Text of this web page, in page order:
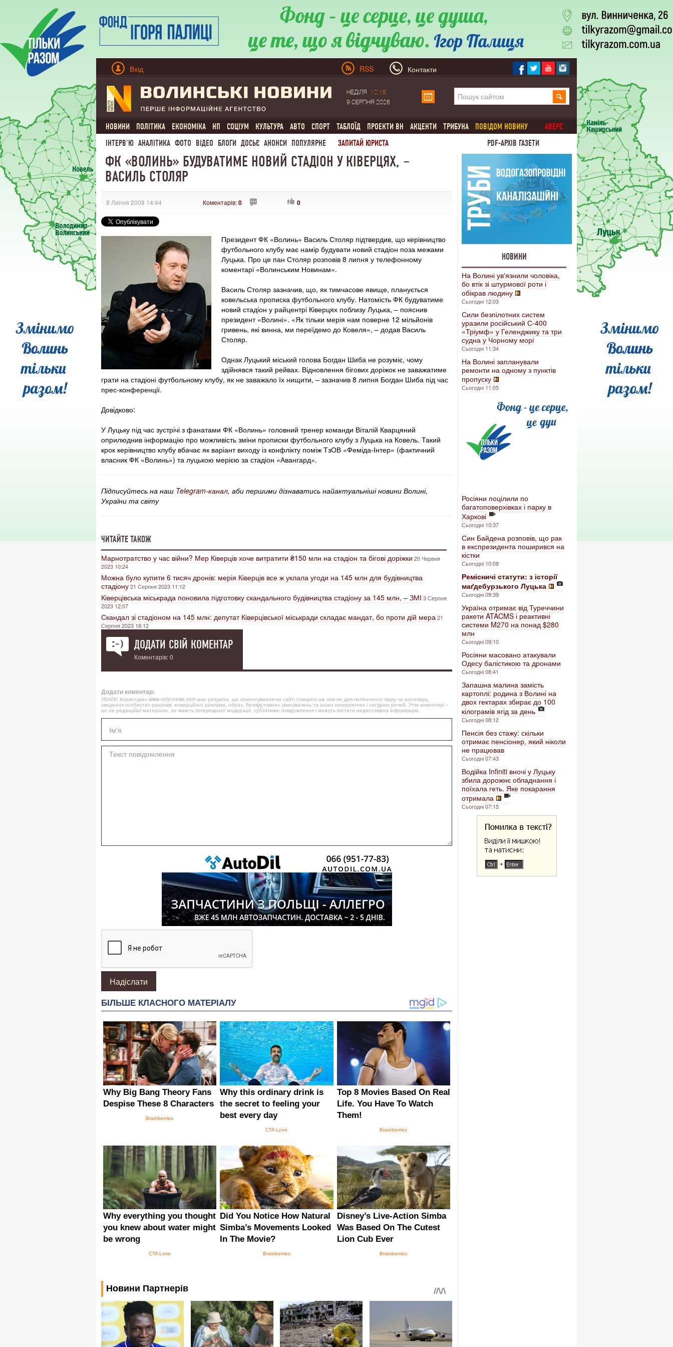
Вхід RSS Контакти
НЕДІЛЯ
12:18
9 СЕРПНЯ 2026
НОВИНИ ПОЛІТИКА ЕКОНОМІКА НП СОЦІУМ КУЛЬТУРА АВТО СПОРТ ТАБЛОЇД ПРОЕКТИ ВН АКЦЕНТИ ТРИБУНА ПОВІДОМ НОВИНУ
АВЕРС
ІНТЕРВ'Ю АНАЛІТИКА ФОТО ВІДЕО БЛОГИ ДОСЬЄ АНОНСИ ПОПУЛЯРНЕ ЗАПИТАЙ ЮРИСТА PDF-АРХІВ ГАЗЕТИ
ФК «ВОЛИНЬ» БУДУВАТИМЕ НОВИЙ СТАДІОН У КІВЕРЦЯХ, –
ВАСИЛЬ СТОЛЯР
8 Липня 2008 14:44 Коментарів:0 0
Президент ФК «Волинь» Василь Столяр підтвердив, що керівництво
футбольного клубу має намір будувати новий стадіон поза межами
Луцька. Про це пан Столяр розповів 8 липня у телефонному
коментарі «Волинським Новинам».
Василь Столяр зазначив, що, як тимчасове явище, планується
ковельська прописка футбольного клубу. Натомість ФК будуватиме
новий стадіон у райцентрі Ківерцях поблизу Луцька, – пояснив
президент «Волині». «Як тільки мерія нам поверне 12 мільйонів
гривень, які винна, ми переїдемо до Ковеля», – додав Василь
Столяр.
Однак Луцький міський голова Богдан Шиба не розуміє, чому
здійнявся такий рейвах. Відновлення бігових доріжок не заважатиме
грати на стадіоні футбольному клубу, як не заважало їх нищити, – зазначив 8 липня Богдан Шиба під час
прес-конференції.
Довідково:
У Луцьку під час зустрічі з фанатами ФК «Волинь» головний тренер команди Віталій Кварцяний
оприлюднив інформацію про можливість зміни прописки футбольного клубу з Луцька на Ковель. Такий
крок керівництво клубу вбачає як варіант виходу із конфлікту поміж ТзОВ «Феміда-Інтер» (фактичний
власник ФК «Волинь») та луцькою мерією за стадіон «Авангард».
Підписуйтесь на наш Telegram-канал, аби першими дізнаватись найактуальніші новини Волині,
України та світу
ЧИТАЙТЕ ТАКОЖ
Марнотратство у час війни? Мер Ківерців хоче витратити ₴150 млн на стадіон та бігові доріжки 20 Червня
2023 10:24
Можна було купити 6 тисяч дронів: мерія Ківерців все ж уклала угоди на 145 млн для будівництва
стадіону21 Серпня 2023 11:12
Ківерцівська міськрада поновила підготовку скандального будівництва стадіону за 145 млн, – ЗМІ 3 Серпня
2023 12:07
Скандал зі стадіоном на 145 млн: депутат Ківерцівської міськради складає мандат, бо проти дій мера21
Серпня 2023 18:12
ДОДАТИ СВІЙ КОМЕНТАР
Коментарів: 0
Додати коментар:
УВАГА! Користувач www.volynnews.com має розуміти, що коментування на сайті створені аж ніяк не для політичного піару чи антипіару,
зведення особистих рахунків, комерційної реклами, образ, безпідставних звинувачень та інших некоректних і негідних речей. Утім коментарі –
це не редакційні матеріали, не мають попередньої модерації, суб’єктивні повідомлення і можуть містити недостовірну інформацію.
НОВИНИ
На Волині ув'язнили чоловіка,
бо втік зі штурмової роти і
обікрав людину
Сьогодні 12:03
Сили безпілотних систем
уразили російський С-400
«Тріумф» у Геленджику та три
судна у Чорному морі
Сьогодні 11:34
На Волині запланували
ремонти на одному з пунктів
пропуску
Сьогодні 11:05
Росіяни поцілили по
багатоповерхівках і парку в
Харкові
Сьогодні 10:37
Син Байдена розповів, що рак
в експрезидента поширився на
кістки
Сьогодні 10:08
Ремісничі статути: з історії
маґдебурзького Луцька
Сьогодні 09:39
Україна отримає від Туреччини
ракети ATACMS і реактивні
системи M270 на понад $280
млн
Сьогодні 09:10
Росіяни масовано атакували
Одесу балістикою та дронами
Сьогодні 08:41
Запашна малина замість
картоплі: родина з Волині на
двох гектарах збирає до 100
кілограмів ягід за день
Сьогодні 08:12
Пенсія без стажу: скільки
отримає пенсіонер, який ніколи
не працював
Сьогодні 07:43
Водійка Infiniti вночі у Луцьку
збила дорожнє обладнання і
поїхала геть. Яке покарання
отримала
Сьогодні 07:15